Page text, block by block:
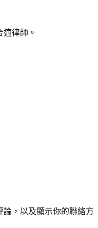
律師。
，以及顯示你的聯絡方